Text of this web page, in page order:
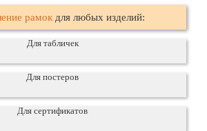
рамок для любых изделий:
Для табличек
Для постеров
Для сертификатов